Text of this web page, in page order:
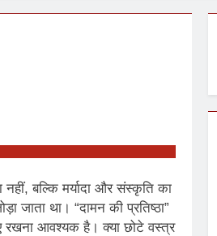
की दिशा में बढ़ते कदम
स्ट्राइक (ऑपरेशन सिन्दूर)
एवं सम्मान समारोह’ का भव्य आयोजन
बल्कि मर्यादा और संस्कृति का
जाता था। “दामन की प्रतिष्ठा”
रखना आवश्यक है। क्या छोटे वस्त्र